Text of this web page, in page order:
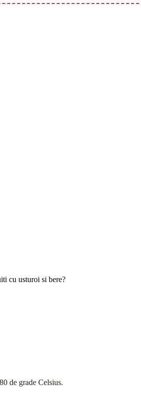
cu usturoi si bere?
de grade Celsius.